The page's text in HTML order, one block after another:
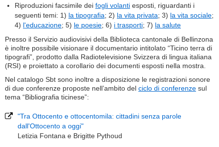
Riproduzioni facsimile dei fogli volanti esposti, riguardanti i
seguenti temi: 1) la tipografia; 2) la vita privata; 3) la vita sociale;
4) l'educazione; 5) le poesie; 6) i trasporti; 7) la salute
Presso il Servizio audiovisivi della Biblioteca cantonale di Bellinzona
è inoltre possibile visionare il documentario intitolato “Ticino terra di
tipografi”, prodotto dalla Radiotelevisione Svizzera di lingua italiana
(RSI) e proiettato a corollario dei documenti esposti nella mostra.
Nel catalogo Sbt sono inoltre a disposizione le registrazioni sonore
di due conferenze proposte nell’ambito del ciclo di conferenze sul
tema “Bibliografia ticinese”:
"Tra Ottocento e ottocentomila: cittadini senza parole
dall'Ottocento a oggi"
Letizia Fontana e Brigitte Pythoud